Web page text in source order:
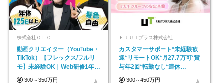
株式会社ＯＬＣ
動画クリエイター（YouTube・
TikTok）【フレックス/フルリ
モ】未経験OK｜Web研修1年間
｜副業OK
300～350万円
ＦＪＵＴプラス株式会社
カスタマーサポート*未経験歓
迎*リモートOK*月27.7万可*賞
与年2回*転勤なし*連休
OK/ZE010232
300～450万円